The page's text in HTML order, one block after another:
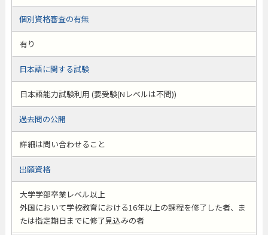
個別資格審査の有無
有り
日本語に関する試験
日本語能力試験利用 (要受験(Nレベルは不問))
過去問の公開
詳細は問い合わせること
出願資格
大学学部卒業レベル以上
外国において学校教育における16年以上の課程を修了した者、ま
たは指定期日までに修了見込みの者